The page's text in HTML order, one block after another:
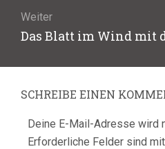
Weiter
Nächster
Das Blatt im Wind mit
SCHREIBE EINEN
Deine E-Mail-Adresse wird
Erforderliche Felder sind mit